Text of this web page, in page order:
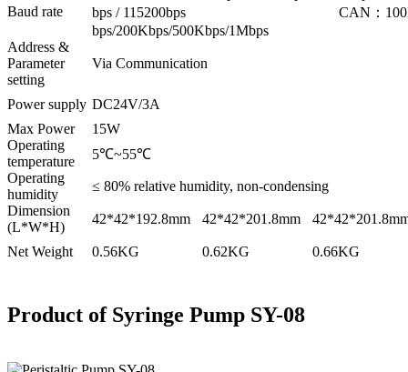
Baud rate
bps / 115200bps CAN：
bps/200Kbps/500Kbps/1Mbps
Address &
Parameter
setting
Via Communication
Power supply DC24V/3A
Max Power
15W
Operating
temperature
5℃~55℃
Operating
humidity
≤ 80% relative humidity, non-condensing
Dimension
(L*W*H)
42*42*192.8mm 42*42*201.8mm
Net Weight 0.56KG 0.62KG 0.66KG
Product of Syringe Pump SY-08